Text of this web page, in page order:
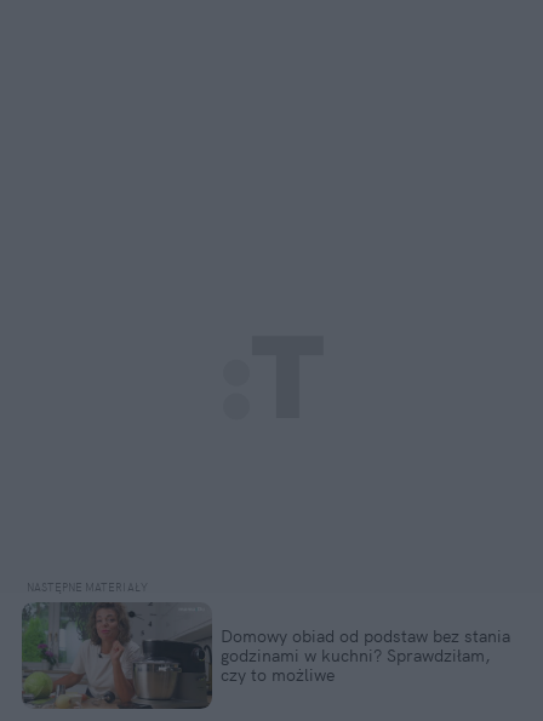
Domowy obiad od podstaw bez stania
godzinami w kuchni? Sprawdziłam,
czy to możliwe